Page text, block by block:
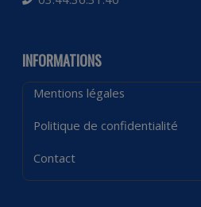
INFORMATIONS
Mentions légales
Politique de confidentialité
Contact